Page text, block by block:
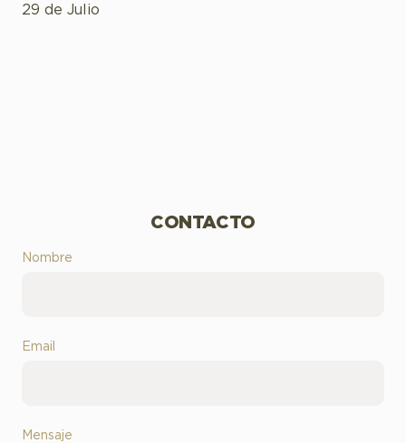
29 de Julio
CONTACTO
Nombre
Email
Mensaje